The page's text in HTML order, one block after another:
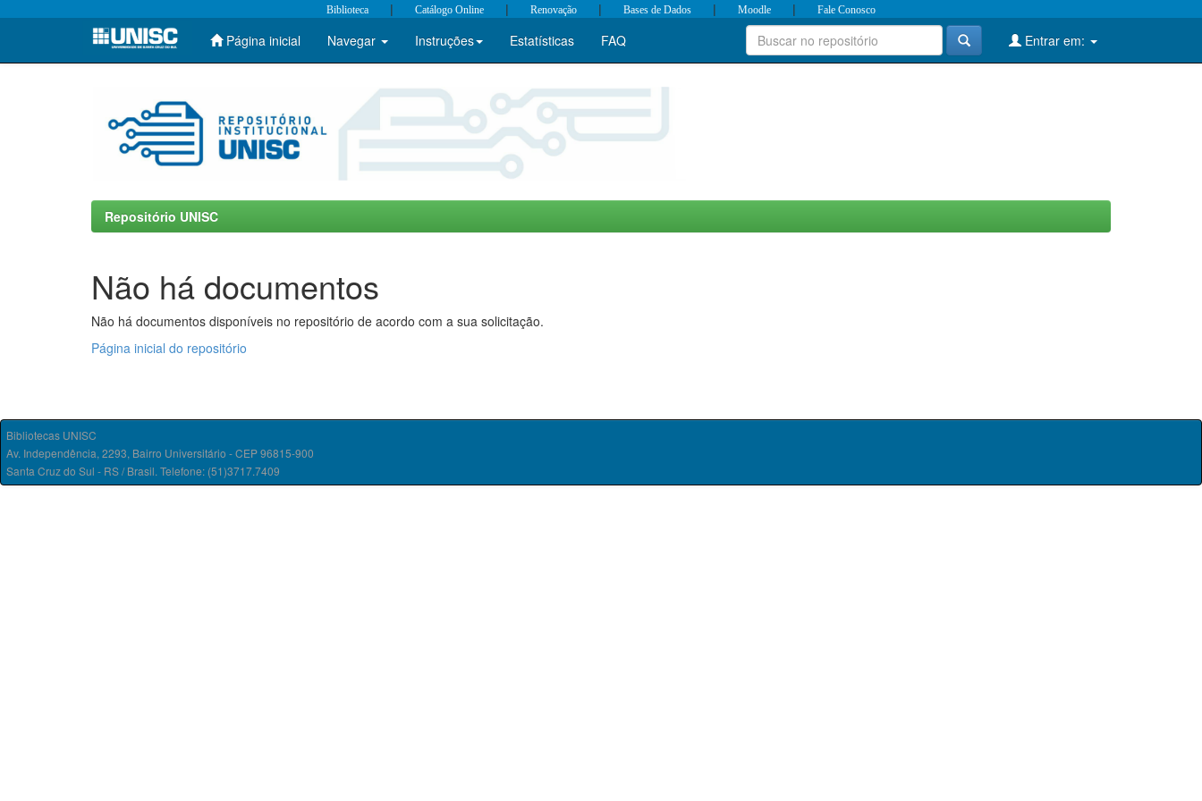
Skip
Biblioteca | Catálogo Online | Renovação | Bases de Dados | Moodle | Fale Conosco
Página inicial Navegar Instruções Estatísticas FAQ Entrar em:
Repositório UNISC
Não há documentos
Não há documentos disponíveis no repositório de acordo com a sua solicitação.
Página inicial do repositório
Bibliotecas UNISC
Av. Independência, 2293, Bairro Universitário - CEP 96815-900
Santa Cruz do Sul - RS / Brasil. Telefone: (51)3717.7409